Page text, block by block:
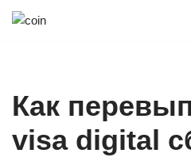
Как
visa digital